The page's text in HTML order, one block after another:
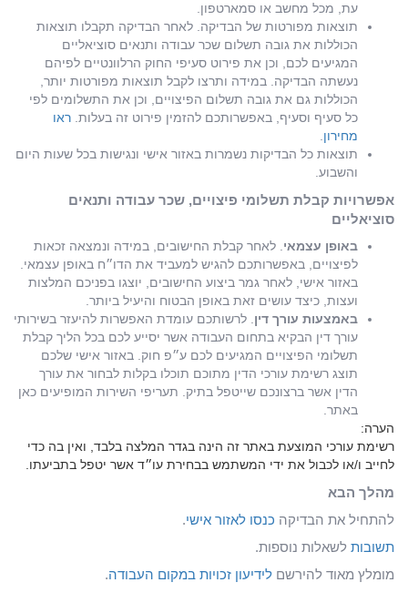
עת, מכל מחשב או סמארטפון.
תוצאות מפורטות של הבדיקה. לאחר הבדיקה תקבלו תוצאות
הכוללות את גובה תשלום שכר עבודה ותנאים סוציאליים
המגיעים לכם, וכן את פירוט סעיפי החוק הרלוונטיים לפיהם
נעשתה הבדיקה. במידה ותרצו לקבל תוצאות מפורטות יותר,
הכוללות גם את גובה תשלום הפיצויים, וכן את התשלומים לפי
כל סעיף וסעיף, באפשרותכם להזמין פירוט זה בעלות. ראו
מחירון
תוצאות כל הבדיקות נשמרות באזור אישי ונגישות בכל שעות היום
והשבוע.
אפשרויות קבלת תשלומי פיצויים, שכר עבודה ותנאים
סוציאליים
באופן עצמאי . לאחר קבלת החישובים, במידה ונמצאה זכאות
לפיצויים, באפשרותכם להגיש למעביד את הדו״ח באופן עצמאי.
באזור אישי, לאחר גמר ביצוע החישובים, יוצגו בפניכם המלצות
ועצות, כיצד עושים זאת באופן הבטוח והיעיל ביותר.
באמצעות עורך דין . לרשותכם עומדת האפשרות להיעזר בשירותי
עורך דין הבקיא בתחום העבודה אשר יסייע לכם בכל הליך קבלת
תשלומי הפיצויים המגיעים לכם ע״פ חוק. באזור אישי שלכם
תוצג רשימת עורכי הדין מתוכם תוכלו בקלות לבחור את עורך
הדין אשר ברצונכם שייטפל בתיק. תעריפי השירות המופיעים כאן
באתר.
הערה:
רשימת עורכי המוצעת באתר זה הינה בגדר המלצה בלבד, ואין בה כדי
לחייב ו/או לכבול את ידי המשתמש בבחירת עו״ד אשר יטפל בתביעתו.
מהלך הבא
להתחיל את הבדיקה כנסו לאזור אישי.
תשובות לשאלות נוספות.
מומלץ מאוד להירשם לידיעון זכויות במקום העבודה.